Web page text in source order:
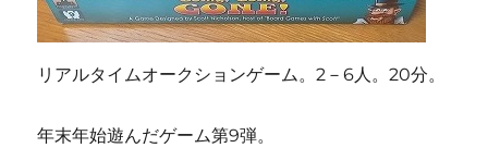
リアルタイムオークションゲーム。2－6人。20分。
年末年始遊んだゲーム第9弾。